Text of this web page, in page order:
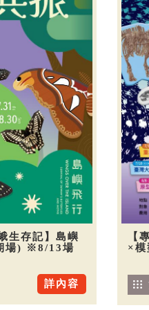
生存記】島嶼
場) ※8/13場
詳內容
【
×模